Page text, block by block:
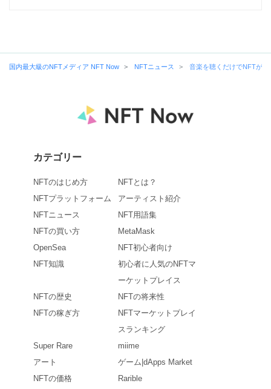
国内最大級のNFTメディア NFT Now NFTニュース 音楽を聴くだけでNFTが
カテゴリー
NFTのはじめ方
NFTとは？
NFTプラットフォーム
アーティスト紹介
NFTニュース
NFT用語集
NFTの買い方
MetaMask
OpenSea
NFT初心者向け
NFT知識
初心者に人気のNFTマ
ーケットプレイス
NFTの歴史
NFTの将来性
NFTの稼ぎ方
NFTマーケットプレイ
スランキング
Super Rare
miime
アート
ゲーム|dApps Market
NFTの価格
Rarible